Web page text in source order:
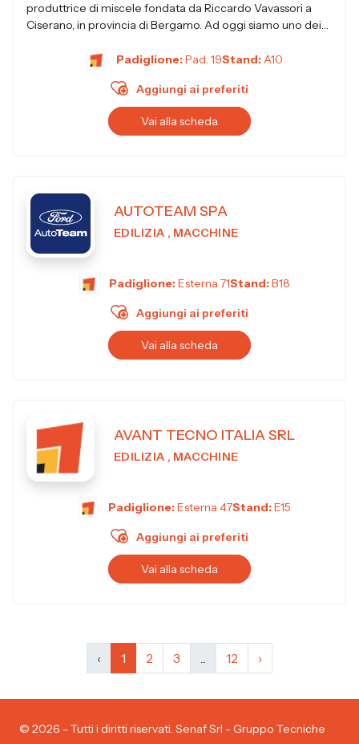
produttrice di miscele fondata da Riccardo Vavassori a
Ciserano, in provincia di Bergamo. Ad oggi siamo uno dei
Padiglione:Pad. 19Stand:A10
Aggiungi ai preferiti
Vai alla scheda
AUTOTEAM SPA
EDILIZIA , MACCHINE
Padiglione:Esterna 71Stand:B18
Aggiungi ai preferiti
Vai alla scheda
AVANT TECNO ITALIA SRL
EDILIZIA , MACCHINE
Padiglione:Esterna 47Stand:E15
Aggiungi ai preferiti
Vai alla scheda
‹ 1 2 3 ... 12 ›
© 2026 - Tutti i diritti riservati. Senaf Srl - Gruppo Tecniche